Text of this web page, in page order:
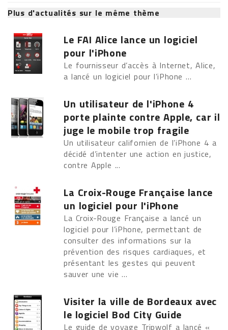
Plus d'actualités sur le même thème
Le FAI Alice lance un logiciel
pour l'iPhone
Le fournisseur d’accès à Internet, Alice,
a lancé un logiciel pour l’iPhone ...
Un utilisateur de l'iPhone 4
porte plainte contre Apple, car il
juge le mobile trop fragile
Un utilisateur californien de l’iPhone 4 a
décidé d’intenter une action en justice,
contre Apple ...
La Croix-Rouge Française lance
un logiciel pour l'iPhone
La Croix-Rouge Française a lancé un
logiciel pour l’iPhone, permettant de
consulter des informations sur la
prévention des risques cardiaques, et
présentant les gestes qui peuvent
sauver une vie ...
Visiter la ville de Bordeaux avec
le logiciel Bod City Guide
Le guide de voyage Tripwolf a lancé «